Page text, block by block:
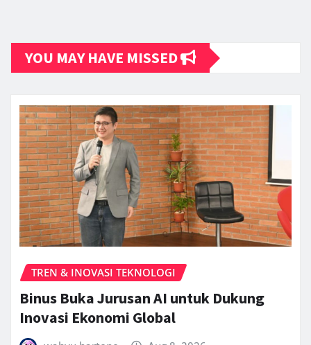
YOU MAY HAVE MISSED
TREN & INOVASI TEKNOLOGI
Binus Buka Jurusan AI untuk Dukung
Inovasi Ekonomi Global